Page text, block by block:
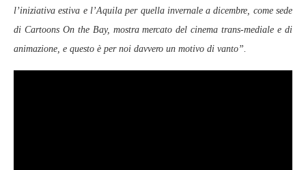
l’iniziativa estiva e l’Aquila per quella invernale a dicembre, come sede
di Cartoons On the Bay, mostra mercato del cinema trans-mediale e di
animazione, e questo è per noi davvero un motivo di vanto”.